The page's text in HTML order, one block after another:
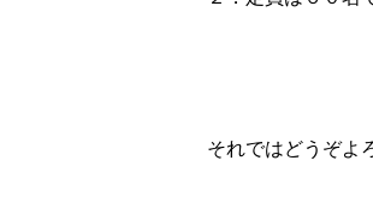
それではどうぞよ